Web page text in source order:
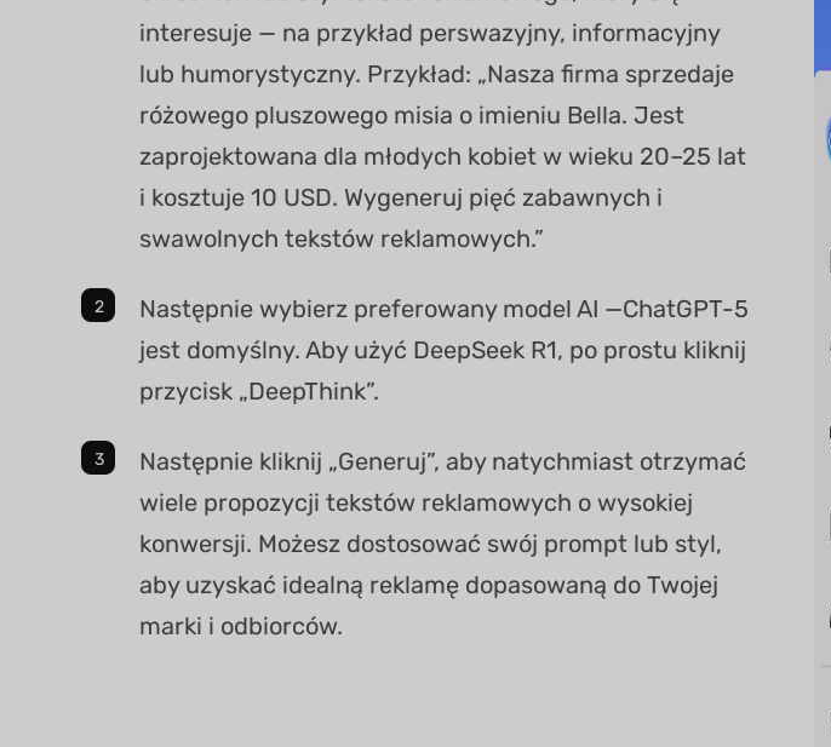
interesuje — na przykład perswazyjny, informacyjny
lub humorystyczny. Przykład: „Nasza firma sprzedaje
różowego pluszowego misia o imieniu Bella. Jest
zaprojektowana dla młodych kobiet w wieku 20–25 lat
i kosztuje 10 USD. Wygeneruj pięć zabawnych i
swawolnych tekstów reklamowych.”
Następnie wybierz preferowany model AI —ChatGPT-5
jest domyślny. Aby użyć DeepSeek R1, po prostu kliknij
przycisk „DeepThink”.
Następnie kliknij „Generuj”, aby natychmiast otrzymać
wiele propozycji tekstów reklamowych o wysokiej
konwersji. Możesz dostosować swój prompt lub styl,
aby uzyskać idealną reklamę dopasowaną do Twojej
marki i odbiorców.